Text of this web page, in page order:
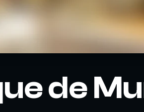
de